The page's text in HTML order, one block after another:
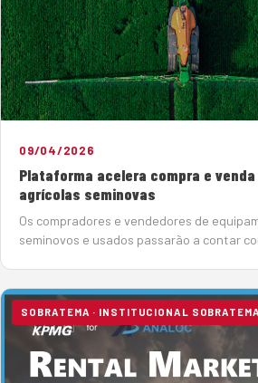
09/04/2026
Plataforma acelera compra e
agrícolas seminovas
Os compradores e vendedores de
seminovos e usados passarão a contar
tecnologia de pont…
SOBRATEMA · INSTITUCIONAL SOBRATEMA